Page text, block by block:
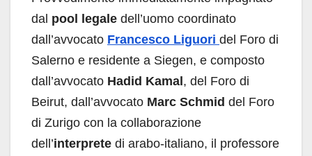
dal pool legale dell’uomo coordinato
dall’avvocato Francesco Liguori del Foro di
Salerno e residente a Siegen, e composto
dall’avvocato Hadid Kamal, del Foro di
Beirut, dall’avvocato Marc Schmid del Foro
di Zurigo con la collaborazione
dell’interprete di arabo-italiano, il professore